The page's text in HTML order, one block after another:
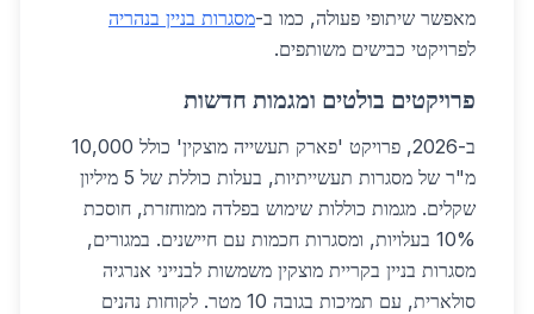
מאפשר שיתופי פעולה, כמו ב-מסגרות בניין בנהריה
לפרויקטי כבישים משותפים.
פרויקטים בולטים ומגמות חדשות
ב-2026, פרויקט 'פארק תעשייה מוצקין' כולל 10,000
מ"ר של מסגרות תעשייתיות, בעלות כוללת של 5 מיליון
שקלים. מגמות כוללות שימוש בפלדה ממוחזרת, חוסכת
10% בעלויות, ומסגרות חכמות עם חיישנים. במגורים,
מסגרות בניין בקריית מוצקין משמשות לבנייני אנרגיה
סולארית, עם תמיכות בגובה 10 מטר. לקוחות נהנים